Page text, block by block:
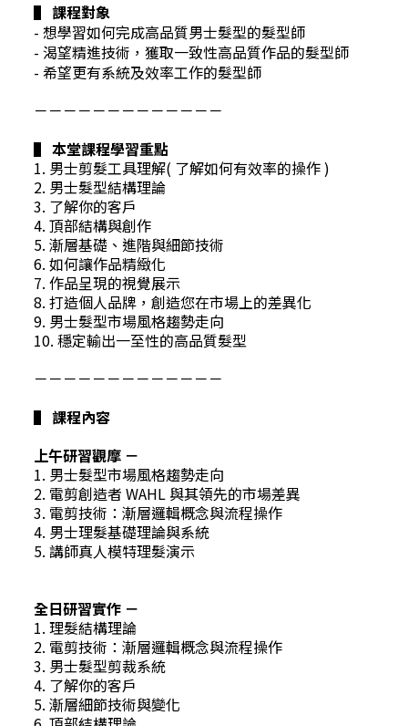
▌ 課程對象
- 想學習如何完成高品質男士髮型的髮型師
- 渴望精進技術，獲取一致性高品質作品的髮型師
- 希望更有系統及效率工作的髮型師
－－－－－－－－－－－－－
▌ 本堂課程學習重點
1. 男士剪髮工具理解( 了解如何有效率的操作 )
2. 男士髮型結構理論
3. 了解你的客戶
4. 頂部結構與創作
5. 漸層基礎、進階與細節技術
6. 如何讓作品精緻化
7. 作品呈現的視覺展示
8. 打造個人品牌，創造您在市場上的差異化
9. 男士髮型市場風格趨勢走向
10. 穩定輸出一至性的高品質髮型
－－－－－－－－－－－－－
▌ 課程內容
上午研習觀摩 －
1. 男士髮型市場風格趨勢走向
2. 電剪創造者 WAHL 與其領先的市場差異
3. 電剪技術：漸層邏輯概念與流程操作
4. 男士理髮基礎理論與系統
5. 講師真人模特理髮演示
全日研習實作 －
1. 理髮結構理論
2. 電剪技術：漸層邏輯概念與流程操作
3. 男士髮型剪裁系統
4. 了解你的客戶
5. 漸層細節技術與變化